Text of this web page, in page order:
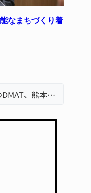
なまちづくり着
名張市立病院のDMAT、熊本地震の被災地へ 能登以来3回目の派遣